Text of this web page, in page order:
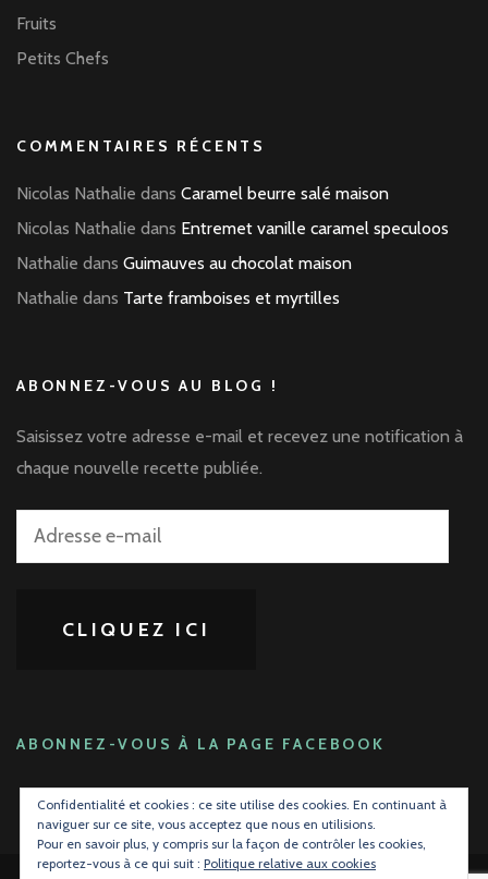
Fruits
Petits Chefs
COMMENTAIRES RÉCENTS
Nicolas Nathalie dans Caramel beurre salé maison
Nicolas Nathalie dans Entremet vanille caramel speculoos
Nathalie dans Guimauves au chocolat maison
Nathalie dans Tarte framboises et myrtilles
ABONNEZ-VOUS AU BLOG !
Saisissez votre adresse e-mail et recevez une notification à
chaque nouvelle recette publiée.
Adresse
CLIQUEZ ICI
ABONNEZ-VOUS À LA PAGE FACEBOOK
Confidentialité et cookies : ce site utilise des cookies. En continuant à
naviguer sur ce site, vous acceptez que nous en utilisions.
Pour en savoir plus, y compris sur la façon de contrôler les cookies,
reportez-vous à ce qui suit : Politique relative aux cookies